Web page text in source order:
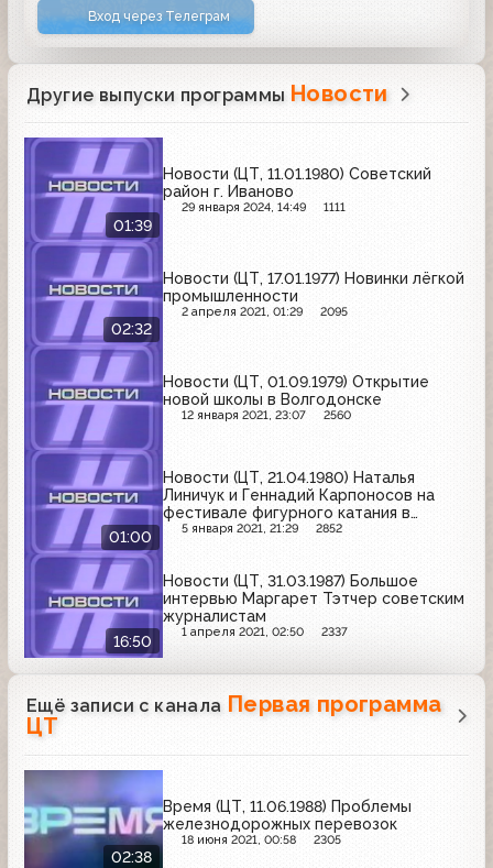
Вход через Телеграм
Другие выпуски программы Новости
01:39
Новости (ЦТ, 11.01.1980) Советский
район г. Иваново
29 января 2024, 14:49 1111
02:32
Новости (ЦТ, 17.01.1977) Новинки лёгкой
промышленности
2 апреля 2021, 01:29 2095
Новости (ЦТ, 01.09.1979) Открытие
новой школы в Волгодонске
12 января 2021, 23:07 2560
01:00
Новости (ЦТ, 21.04.1980) Наталья
Линичук и Геннадий Карпоносов на
фестивале фигурного катания в
канадском городе Кап-де-Ла-Мадлен
5 января 2021, 21:29 2852
16:50
Новости (ЦТ, 31.03.1987) Большое
интервью Маргарет Тэтчер советским
журналистам
1 апреля 2021, 02:50 2337
Ещё записи с канала Первая программа
ЦТ
02:38
Время (ЦТ, 11.06.1988) Проблемы
железнодорожных перевозок
18 июня 2021, 00:58 2305